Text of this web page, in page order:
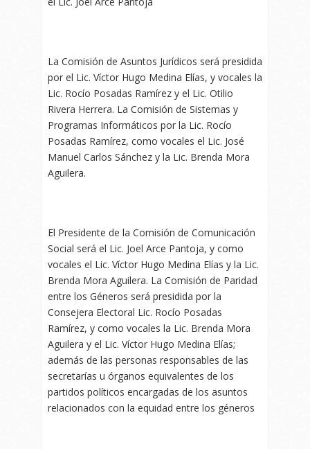
La Comisión de Asuntos Jurídicos será presidida
por el Lic. Víctor Hugo Medina Elías, y vocales la
Lic. Rocío Posadas Ramírez y el Lic. Otilio
Rivera Herrera. La Comisión de Sistemas y
Programas Informáticos por la Lic. Rocío
Posadas Ramírez, como vocales el Lic. José
Manuel Carlos Sánchez y la Lic. Brenda Mora
Aguilera.
El Presidente de la Comisión de Comunicación
Social será el Lic. Joel Arce Pantoja, y como
vocales el Lic. Víctor Hugo Medina Elías y la Lic.
Brenda Mora Aguilera. La Comisión de Paridad
entre los Géneros será presidida por la
Consejera Electoral Lic. Rocío Posadas
Ramírez, y como vocales la Lic. Brenda Mora
Aguilera y el Lic. Víctor Hugo Medina Elías;
además de las personas responsables de las
secretarías u órganos equivalentes de los
partidos políticos encargadas de los asuntos
relacionados con la equidad entre los géneros